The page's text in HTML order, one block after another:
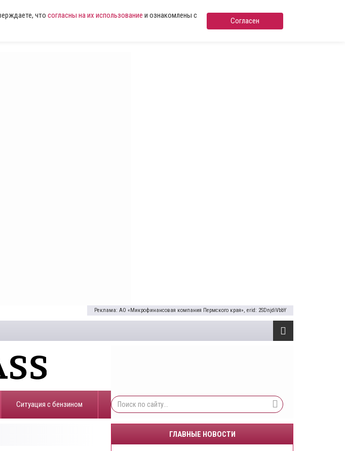
что согласны на их использование и ознакомлены с
Согласен
Реклама: АО «Микрофинансовая компания Пермского края», erid: 2SDnjdiVbbY
​Ситуация с бензином
ГЛАВНЫЕ НОВОСТИ